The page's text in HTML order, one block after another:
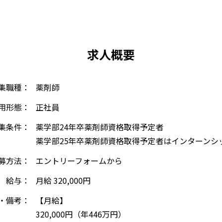
求人概要
職種：
薬剤師
形態：
正社員
条件：
薬学部24年卒薬剤師資格取得予定者
薬学部25年卒薬剤師資格取得予定者はインターンシ
方法：
エントリーフォームから
給与：
月給 320,000円
備考：
【月給】
320,000円（年446万円）